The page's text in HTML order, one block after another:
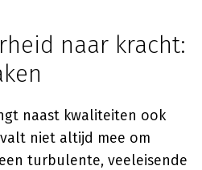
naar kracht:
naast kwaliteiten ook
niet altijd mee om
turbulente, veeleisende